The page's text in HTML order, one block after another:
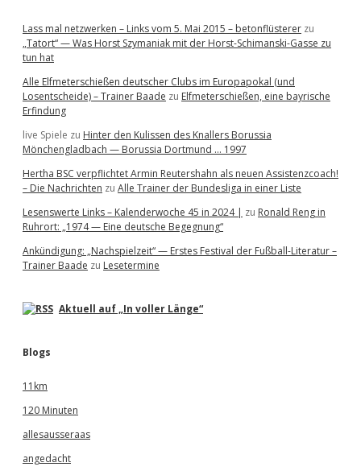
Lass mal netzwerken – Links vom 5. Mai 2015 – betonflüsterer zu
„Tatort“ — Was Horst Szymaniak mit der Horst-Schimanski-Gasse zu
tun hat
Alle Elfmeterschießen deutscher Clubs im Europapokal (und
Losentscheide) – Trainer Baade zu Elfmeterschießen, eine bayrische
Erfindung
live Spiele zu Hinter den Kulissen des Knallers Borussia
Mönchengladbach — Borussia Dortmund … 1997
Hertha BSC verpflichtet Armin Reutershahn als neuen Assistenzcoach!
– Die Nachrichten zu Alle Trainer der Bundesliga in einer Liste
Lesenswerte Links – Kalenderwoche 45 in 2024 | zu Ronald Reng in
Ruhrort: „1974 — Eine deutsche Begegnung“
Ankündigung: „Nachspielzeit“ — Erstes Festival der Fußball-Literatur –
Trainer Baade zu Lesetermine
Aktuell auf „In voller Länge“
Blogs
11km
120 Minuten
allesausseraas
angedacht